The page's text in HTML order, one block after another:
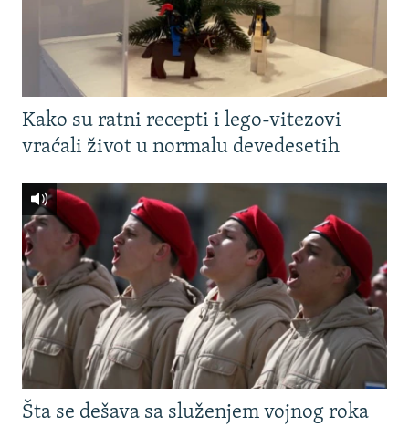
Kako su ratni recepti i lego-vitezovi
vraćali život u normalu devedesetih
Šta se dešava sa služenjem vojnog roka